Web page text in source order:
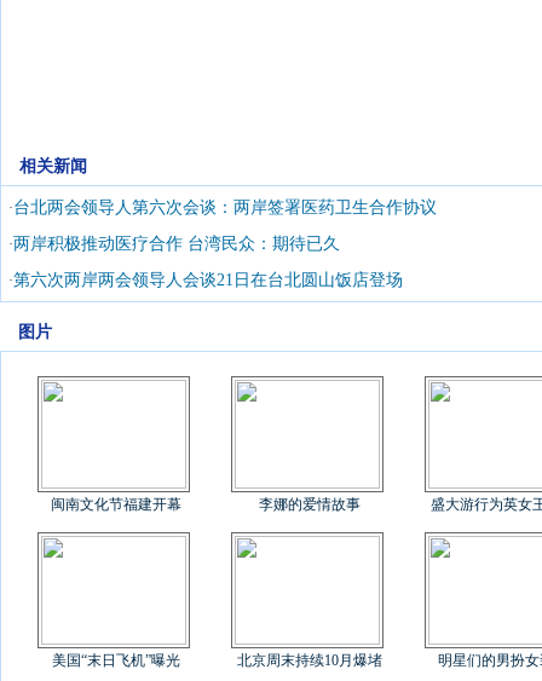
相关新闻
·台北两会领导人第六次会谈：两岸签署医药卫生合作协议
·两岸积极推动医疗合作 台湾民众：期待已久
·第六次两岸两会领导人会谈21日在台北圆山饭店登场
图片
闽南文化节福建开幕 李娜的爱情故事 盛大游行为英女
美国“末日飞机”曝光 北京周末持续10月爆堵 明星们的男扮